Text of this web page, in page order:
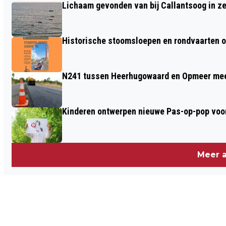
CLARISSENBOLWERK
Lichaam gevonden van bij Callantsoog in
Historische stoomsloepen en rondvaarten
N241 tussen Heerhugowaard en Opmeer
Kinderen ontwerpen nieuwe Pas-op-pop
Meer